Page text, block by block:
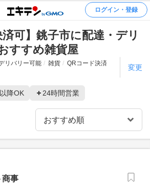
ログイン・登録
済可】銚子市に配達・デリ
すすめ雑貨屋
リバリー可能 雑貨
QRコード決済
変更
降OK 24時間営業
商事